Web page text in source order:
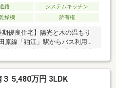
路
システムキッチン
燥機 所有権
優良住宅】陽光と木の温もり
線「狛江」駅からバス利用も
の魅力は、吹き抜けや一室空間
感と無垢材や自然素材が織りな
付けから内装の細部に至るま
5,480万円 3LDK